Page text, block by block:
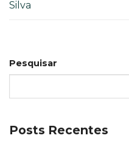
Silva
Pesquisar
Posts Recentes